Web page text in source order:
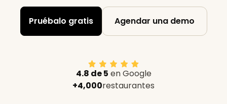
Pruébalo gratis Agendar una demo
4.8 de 5 en Google
+4,000restaurantes